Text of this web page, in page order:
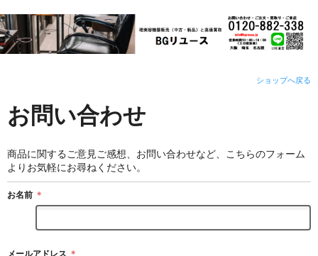
ショップへ戻る
お問い合わせ
商品に関するご意見ご感想、お問い合わせなど、こちらのフォーム
よりお気軽にお尋ねください。
お名前 ＊
メールアドレス ＊